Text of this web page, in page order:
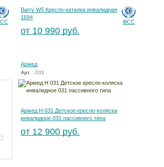
ФСС
Barry W5 Кресло-каталка инвалидная
1694
от 10 990 руб.
Армед
Арт. : 031
Армед H 031 Детское кресло-коляска
инвалидное 031 пассивного типа
от 12 900 руб.